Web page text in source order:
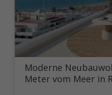
Moderne
Meter vom Meer in